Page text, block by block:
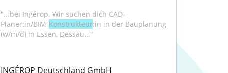
"...bei Ingérop. Wir suchen dich CAD-
Planer:in/BIM-Konstrukteur:in in der Bauplanung
(w/m/d) in Essen, Dessau..."
INGÉROP Deutschland GmbH